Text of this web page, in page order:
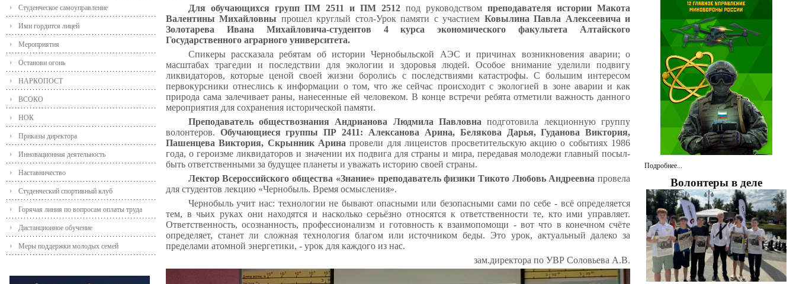
Студенческое самоуправление
Ими гордится лицей
Мероприятия
Останови огонь
НАРКОПОСТ
ВСОКО
НОК
Приказы директора
Инновационная деятельность
Наставничество
Студенческий спортивный клуб
Горячая линия по вопросам оплаты труда
Дистанционное обучение
Меры поддержки молодых семей
Для обучающихся групп ПМ 2511 и ПМ 2512 под руководствомпреподавателя истории Макота
Валентины Михайловны прошел круглый стол-Урок памяти с участием Ковылина Павла Алексеевича и
Золотарева Ивана Михайловича-студентов 4 курса экономического факультета Алтайского
Государственного аграрного университета.
Спикеры рассказала ребятам об истории Чернобыльской АЭС и причинах возникновения аварии; о
масштабах трагедии и последствии для экологии и здоровья людей. Особое внимание уделили подвигу
ликвидаторов, которые ценой своей жизни боролись с последствиями катастрофы. С большим интересом
первокурсники отнеслись к информации о том, что же сейчас происходит с экологией в зоне аварии и как
природа сама залечивает раны, нанесенные ей человеком. В конце встречи ребята отметили важность данного
мероприятия для сохранения исторической памяти.
Преподаватель обществознания Андрианова Людмила Павловна подготовила лекционную группу
волонтеров. Обучающиеся группы ПР 2411: Алексанова Арина, Белякова Дарья, Гуданова Виктория,
Пашенцева Виктория, Скрынник Арина провели для лицеистов просветительскую акцию о событиях 1986
года, о героизме ликвидаторов и значении их подвига для страны и мира, передавая молодежи главный посыл-
быть ответственными за будущее планеты и уважать историю своей страны.
Лектор Всероссийского общества «Знание» преподаватель физики Тикото Любовь Андреевна провела
для студентов лекцию «Чернобыль. Время осмысления».
Чернобыль учит нас: технологии не бывают опасными или безопасными сами по себе - всё определяется
тем, в чьих руках они находятся и насколько серьёзно относятся к ответственности те, кто ими управляет.
Ответственность, осознанность, профессионализм и готовность к взаимопомощи - вот что в конечном счёте
определяет, станет ли сложная технология благом или источником беды. Это урок, актуальный далеко за
пределами атомной энергетики, - урок для каждого из нас.
зам.директора по УВР Соловьева А.В.
Подробнее...
Волонтеры в деле